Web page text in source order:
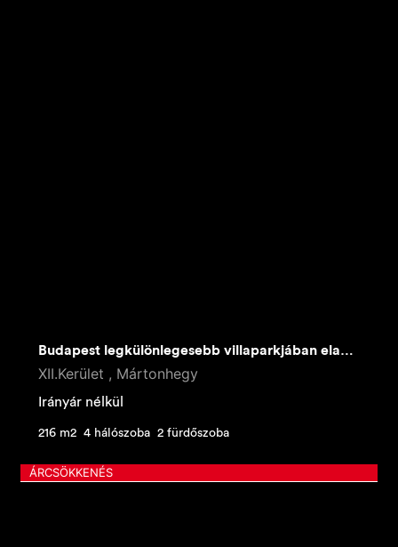
Budapest legkülönlegesebb villaparkjában eladó lakások
XII.Kerület , Mártonhegy
Irányár nélkül
216 m2 4 hálószoba 2 fürdőszoba
ÁRCSÖKKENÉS